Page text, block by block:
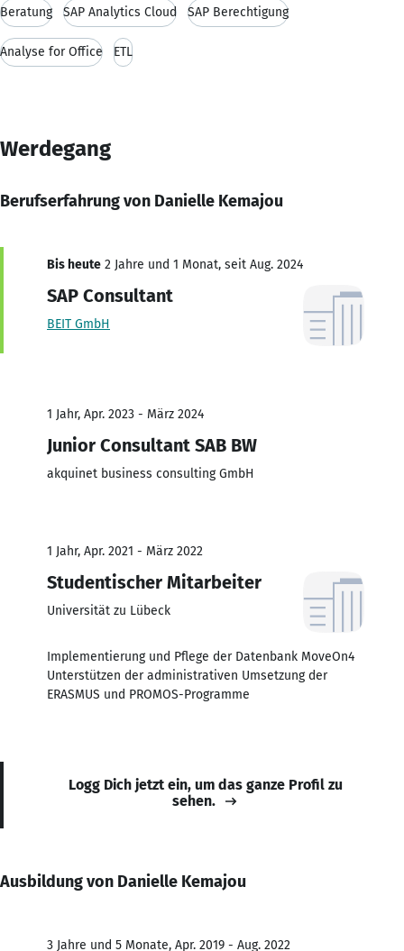
Beratung SAP Analytics Cloud SAP Berechtigung
Analyse for Office ETL
Werdegang
Berufserfahrung von Danielle Kemajou
Bis heute 2 Jahre und 1 Monat, seit Aug. 2024
SAP Consultant
BEIT GmbH
1 Jahr, Apr. 2023 - März 2024
Junior Consultant SAB BW
akquinet business consulting GmbH
1 Jahr, Apr. 2021 - März 2022
Studentischer Mitarbeiter
Universität zu Lübeck
Implementierung und Pflege der Datenbank MoveOn4
Unterstützen der administrativen Umsetzung der
ERASMUS und PROMOS-Programme
Logg Dich jetzt ein, um das ganze Profil zu
sehen.
Ausbildung von Danielle Kemajou
3 Jahre und 5 Monate, Apr. 2019 - Aug. 2022